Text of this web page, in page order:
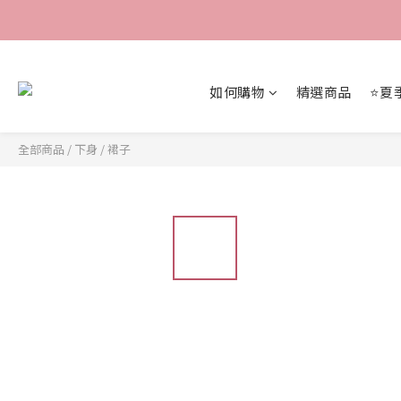
如何購物 精選商品 ⭐夏
全部商品 / 下身 /裙子